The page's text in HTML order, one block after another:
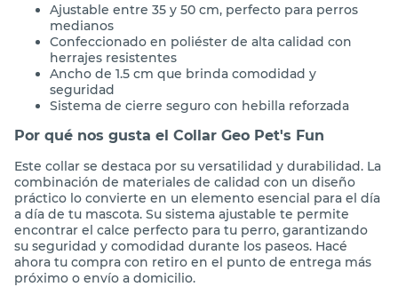
Ajustable entre 35 y 50 cm, perfecto para perros
medianos
Confeccionado en poliéster de alta calidad con
herrajes resistentes
Ancho de 1.5 cm que brinda comodidad y
seguridad
Sistema de cierre seguro con hebilla reforzada
Por qué nos gusta el Collar Geo Pet's Fun
Este collar se destaca por su versatilidad y durabilidad. La
combinación de materiales de calidad con un diseño
práctico lo convierte en un elemento esencial para el día
a día de tu mascota. Su sistema ajustable te permite
encontrar el calce perfecto para tu perro, garantizando
su seguridad y comodidad durante los paseos. Hacé
ahora tu compra con retiro en el punto de entrega más
próximo o envío a domicilio.